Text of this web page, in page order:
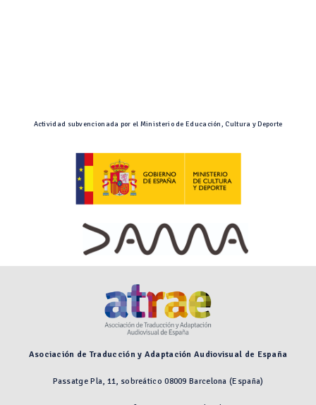
Actividad subvencionada por el Ministerio de Educación, Cultura y Deporte
Asociación de Traducción y Adaptación Audiovisual de España
Passatge Pla, 11, sobreático 08009 Barcelona (España)